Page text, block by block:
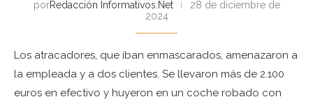
porRedacción Informativos.Net
28 de diciembre de
2024
Los atracadores, que iban enmascarados, amenazaron a
la empleada y a dos clientes. Se llevaron más de 2.100
euros en efectivo y huyeron en un coche robado con